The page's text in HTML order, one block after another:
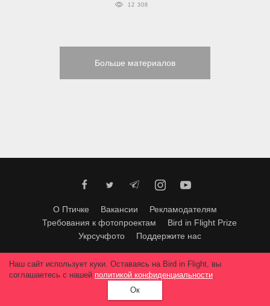
12 308
Больше материалов
О Птичке Вакансии
Рекламодателям
Требования к фотопроектам
Bird in Flight Prize
Укрсучфото
Поддержите нас
Любое использование материалов допускается только с согласия
редакции.© 2026, Bird In Flight.
Все права защищены.
Наш сайт использует куки. Оставаясь на Bird in Flight, вы
соглашаетесь с нашей политикой конфиденциальности.
Ок